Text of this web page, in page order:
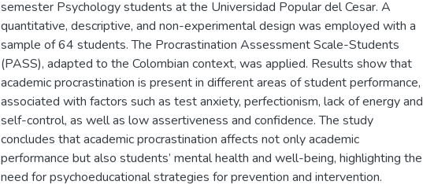
semester Psychology students at the Universidad Popular del Cesar. A
quantitative, descriptive, and non-experimental design was employed with a
sample of 64 students. The Procrastination Assessment Scale-Students
(PASS), adapted to the Colombian context, was applied. Results show that
academic procrastination is present in different areas of student performance,
associated with factors such as test anxiety, perfectionism, lack of energy and
self-control, as well as low assertiveness and confidence. The study
concludes that academic procrastination affects not only academic
performance but also students’ mental health and well-being, highlighting the
need for psychoeducational strategies for prevention and intervention.